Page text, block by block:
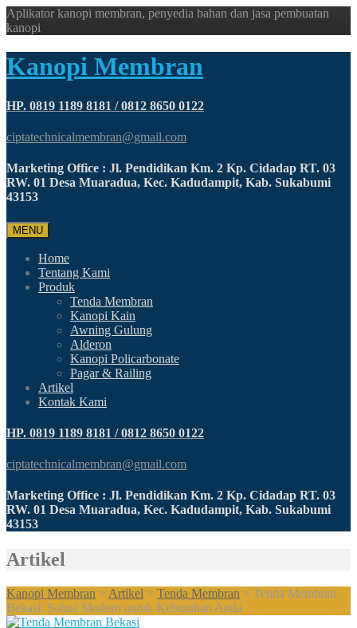
Aplikator kanopi membran, penyedia bahan dan jasa pembuatan
kanopi
Kanopi Membran
HP. 0819 1189 8181 / 0812 8650 0122
ciptatechnicalmembran@gmail.com
Marketing Office : Jl. Pendidikan Km. 2 Kp. Cidadap RT. 03
RW. 01 Desa Muaradua, Kec. Kadudampit, Kab. Sukabumi
43153
MENU
Home
Tentang Kami
Produk
Tenda Membran
Kanopi Kain
Awning Gulung
Alderon
Kanopi Policarbonate
Pagar & Railing
Artikel
Kontak Kami
HP. 0819 1189 8181 / 0812 8650 0122
ciptatechnicalmembran@gmail.com
Marketing Office : Jl. Pendidikan Km. 2 Kp. Cidadap RT. 03
RW. 01 Desa Muaradua, Kec. Kadudampit, Kab. Sukabumi
43153
Artikel
Kanopi Membran > Artikel > Tenda Membran > Tenda Membran
Bekasi: Solusi Modern untuk Kebutuhan Anda